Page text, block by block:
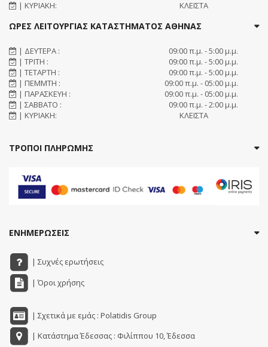
| ΚΥΡΙΑΚΗ:
ΚΛΕΙΣΤΑ
ΩΡΕΣ ΛΕΙΤΟΥΡΓΙΑΣ ΚΑΤΑΣΤΗΜΑΤΟΣ ΑΘΗΝΑΣ
| ΔΕΥΤΕΡΑ :
09:00 π.μ. - 5:00 μ.μ.
| ΤΡΙΤΗ :
09:00 π.μ. - 5:00 μ.μ.
| ΤΕΤΑΡΤΗ :
09:00 π.μ. - 5:00 μ.μ.
| ΠΕΜΜΤΗ :
09:00 π.μ. - 05:00 μ.μ.
| ΠΑΡΑΣΚΕΥΗ :
09:00 π.μ. - 05:00 μ.μ.
| ΣΑΒΒΑΤΟ :
09:00 π.μ. - 2:00 μ.μ.
| ΚΥΡΙΑΚΗ:
ΚΛΕΙΣΤΑ
ΤΡΟΠΟΙ ΠΛΗΡΩΜΗΣ
ΕΝΗΜΕΡΩΣΕΙΣ
| Συχνές ερωτήσεις
| Όροι χρήσης
| Σχετικά με εμάς : Polatidis Group
| Κατάστημα Έδεσσας : Φιλίππου 10, Έδεσσα